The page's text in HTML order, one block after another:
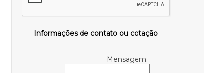
Informações de contato ou cotação
Mensagem: